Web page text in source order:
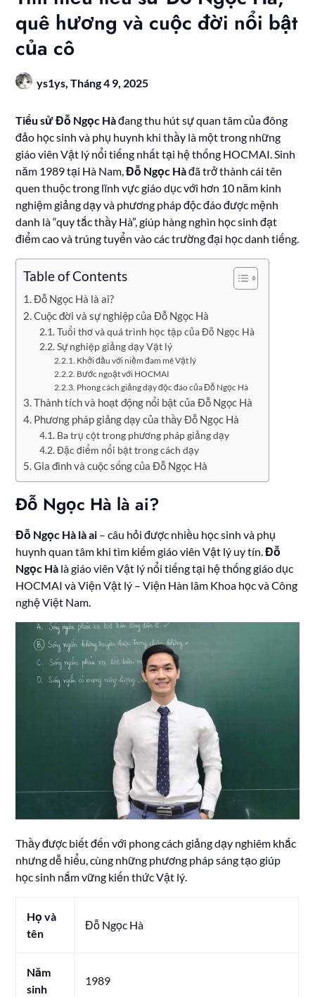
quê hương và cuộc đời nổi bật
của cô
ys1ys,Tháng 4 9, 2025
Tiểu sử Đỗ Ngọc Hàđang thu hút sự quan tâm của đông
đảo học sinh và phụ huynh khi thầy là một trong những
giáo viên Vật lý nổi tiếng nhất tại hệ thống HOCMAI. Sinh
năm 1989 tại Hà Nam,Đỗ Ngọc Hàđã trở thành cái tên
quen thuộc trong lĩnh vực giáo dục với hơn 10 năm kinh
nghiệm giảng dạy và phương pháp độc đáo được mệnh
danh là “quy tắc thầy Hà”, giúp hàng nghìn học sinh đạt
điểm cao và trúng tuyển vào các trường đại học danh tiếng.
Table of Contents
Đỗ Ngọc Hà là ai?
Cuộc đời và sự nghiệp của Đỗ Ngọc Hà
Tuổi thơ và quá trình học tập của Đỗ Ngọc Hà
Sự nghiệp giảng dạy Vật lý
Khởi đầu với niềm đam mê Vật lý
Bước ngoặt với HOCMAI
Phong cách giảng dạy độc đáo của Đỗ Ngọc Hà
Thành tích và hoạt động nổi bật của Đỗ Ngọc Hà
Phương pháp giảng dạy của thầy Đỗ Ngọc Hà
Ba trụ cột trong phương pháp giảng dạy
Đặc điểm nổi bật trong cách dạy
Gia đình và cuộc sống của Đỗ Ngọc Hà
Đỗ Ngọc Hà là ai?
Đỗ Ngọc Hà là ai – câu hỏi được nhiều học sinh và phụ
huynh quan tâm khi tìm kiếm giáo viên Vật lý uy tín.Đỗ
Ngọc Hà là giáo viên Vật lý nổi tiếng tại hệ thống giáo dục
HOCMAI và Viện Vật lý – Viện Hàn lâm Khoa học và Công
nghệ Việt Nam.
Thầy được biết đến với phong cách giảng dạy nghiêm khắc
nhưng dễ hiểu, cùng những phương pháp sáng tạo giúp
học sinh nắm vững kiến thức Vật lý.
Họ và
tên
Đỗ Ngọc Hà
Năm
sinh
1989